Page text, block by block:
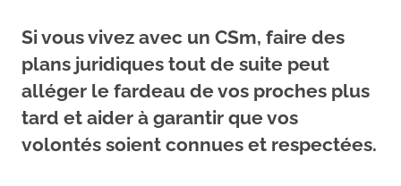
Si vous vivez avec un CSm, faire des
plans juridiques tout de suite peut
alléger le fardeau de vos proches plus
tard et aider à garantir que vos
volontés soient connues et respectées.